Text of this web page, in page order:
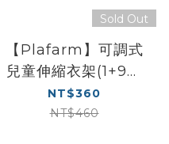
Sold Out
【Plafarm】可調式
兒童伸縮衣架(1+9組
合) - 杏仁米
NT$360
NT$460